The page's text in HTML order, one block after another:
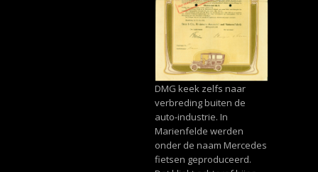
DMG keek zelfs naar
verbreding buiten de
auto-industrie. In
Marienfelde werden
onder de naam Mercedes
fietsen geproduceerd.